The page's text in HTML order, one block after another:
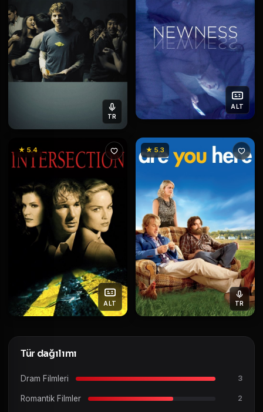
TR
ALT
★ 5.4
ALT
★ 5.3
TR
Tür dağılımı
Dram Filmleri 3
Romantik Filmler 2